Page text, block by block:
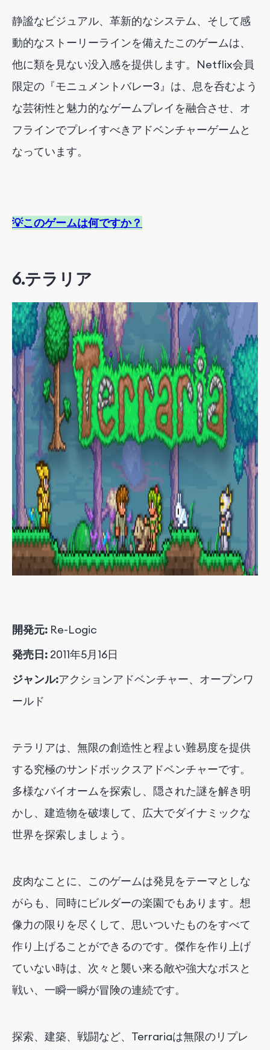
静謐なビジュアル、革新的なシステム、そして感
動的なストーリーラインを備えたこのゲームは、
他に類を見ない没入感を提供します。Netflix会員
限定の『モニュメントバレー3』は、息を呑むよう
な芸術性と魅力的なゲームプレイを融合させ、オ
フラインでプレイすべきアドベンチャーゲームと
なっています。
💡このゲームは何ですか？
6.テラリア
開発元: Re-Logic
発売日: 2011年5月16日
ジャンル:アクションアドベンチャー、オープンワ
ールド
テラリアは、無限の創造性と程よい難易度を提供
する究極のサンドボックスアドベンチャーです。
多様なバイオームを探索し、隠された謎を解き明
かし、建造物を破壊して、広大でダイナミックな
世界を探索しましょう。
皮肉なことに、このゲームは発見をテーマとしな
がらも、同時にビルダーの楽園でもあります。想
像力の限りを尽くして、思いついたものをすべて
作り上げることができるのです。傑作を作り上げ
ていない時は、次々と襲い来る敵や強大なボスと
戦い、一瞬一瞬が冒険の連続です。
探索、建築、戦闘など、Terrariaは無限のリプレ